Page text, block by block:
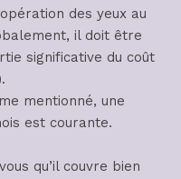
des yeux au
il doit être
significative du coût
mentionné, une
est courante.
qu’il couvre bien